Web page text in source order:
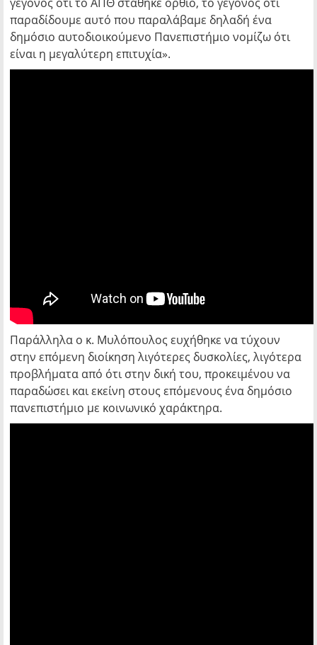
παραδίδουμε αυτό που παραλάβαμε δηλαδή ένα
δημόσιο αυτοδιοικούμενο Πανεπιστήμιο νομίζω ότι
είναι η μεγαλύτερη επιτυχία».
Παράλληλα ο κ. Μυλόπουλος ευχήθηκε να τύχουν
στην επόμενη διοίκηση λιγότερες δυσκολίες, λιγότερα
προβλήματα από ότι στην δική του, προκειμένου να
παραδώσει και εκείνη στους επόμενους ένα δημόσιο
πανεπιστήμιο με κοινωνικό χαράκτηρα.